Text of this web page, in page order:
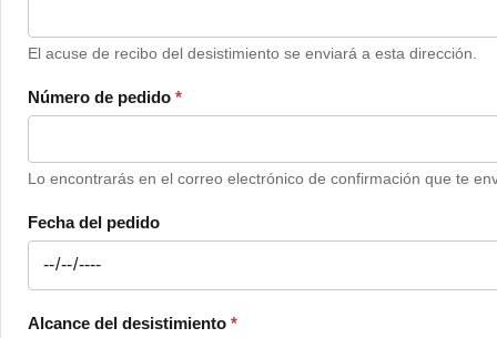
El acuse de recibo del desistimiento se enviará a esta dirección.
Número de pedido *
Lo encontrarás en el correo electrónico de confirmación que te
Fecha del pedido
Alcance del desistimiento *